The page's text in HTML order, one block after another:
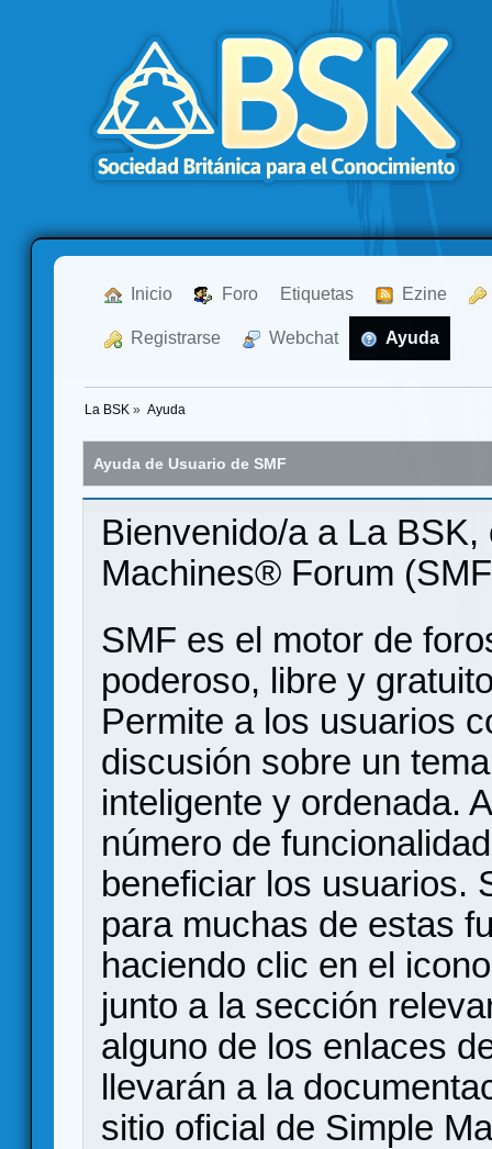
Inicio Foro Etiquetas Ezine
Registrarse Webchat Ayuda
La BSK » Ayuda
Ayuda de Usuario de SMF
Bienvenido/a a La
Machines® Forum
SMF es el motor de
poderoso, libre y
Permite a los usuarios
discusión sobre un
inteligente y ordenada.
número de
beneficiar los usuarios.
para muchas de estas
haciendo clic en el
junto a la sección
alguno de los enlaces
llevarán a la
sitio oficial de Simple